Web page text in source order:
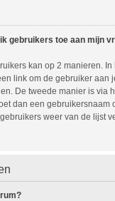
gebruikers toe aan mijn
kan op 2 manieren. In
link om de gebruiker aan
De tweede manier is via
dan een gebruikersnaam
weer van de lijst